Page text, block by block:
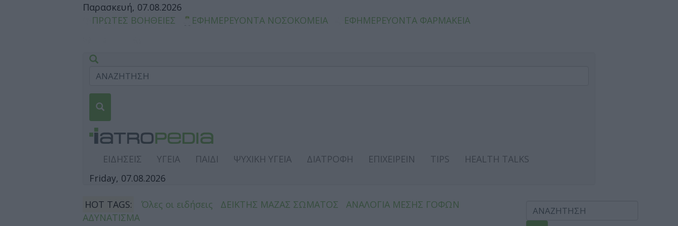
Παρασκευή, 07.08.2026
ΠΡΩΤΕΣ ΒΟΗΘΕΙΕΣ
ΕΦΗΜΕΡΕΥΟΝΤΑ ΝΟΣΟΚΟΜΕΙΑ ΕΦΗΜΕΡΕΥΟΝΤΑ ΦΑΡΜΑΚΕΙΑ
ΕΙΔΗΣΕΙΣ ΥΓΕΙΑ ΠΑΙΔΙ ΨΥΧΙΚΗ ΥΓΕΙΑ ΔΙΑΤΡΟΦΗ ΕΠΙΧΕΙΡΕΙΝ TIPS
HEALTH TALKS
Friday, 07.08.2026
HOT TAGS: Όλες οι ειδήσεις ΔΕΙΚΤΗΣ ΜΑΖΑΣ ΣΩΜΑΤΟΣ
ΑΝΑΛΟΓΙΑ ΜΕΣΗΣ ΓΟΦΩΝ
ΑΔΥΝΑΤΙΣΜΑ